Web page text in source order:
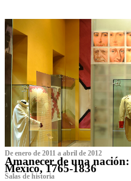
De enero de 2011 a abril de 2012
Amanecer de una
México, 1765-1836
Salas de historia